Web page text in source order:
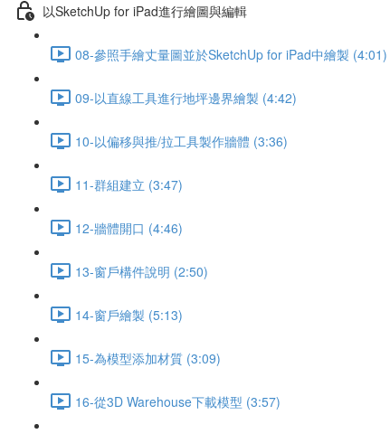
以SketchUp for iPad進行繪圖與編輯
08-參照手繪丈量圖並於SketchUp for iPad中繪製 (4:01)
09-以直線工具進行地坪邊界繪製 (4:42)
10-以偏移與推/拉工具製作牆體 (3:36)
11-群組建立 (3:47)
12-牆體開口 (4:46)
13-窗戶構件說明 (2:50)
14-窗戶繪製 (5:13)
15-為模型添加材質 (3:09)
16-從3D Warehouse下載模型 (3:57)